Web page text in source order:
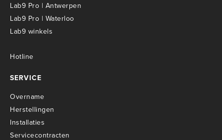
Lab9 Pro | Antwerpen
Lab9 Pro | Waterloo
Lab9 winkels
Hotline
SERVICE
Overname
Herstellingen
Installaties
Servicecontracten